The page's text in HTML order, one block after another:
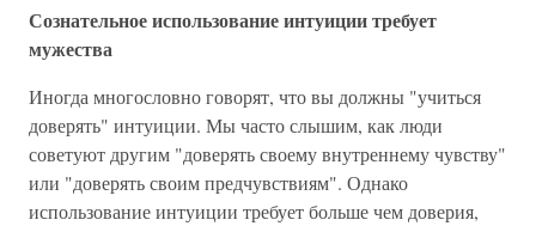
Сознательное использование интуиции требует
мужества
Иногда многословно говорят, что вы должны "учиться
доверять" интуиции. Мы часто слышим, как люди
советуют другим "доверять своему внутреннему чувству"
или "доверять своим предчувствиям". Однако
использование интуиции требует больше чем доверия,